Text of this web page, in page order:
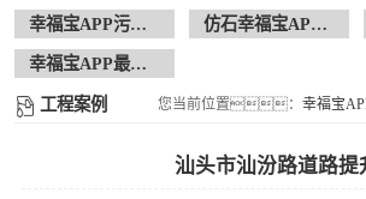
幸福宝APP污版下载透水砖 仿石幸福宝APP污版下载透水砖
幸福宝APP最新地址现场案例
工程案例 您当前位置： 幸福宝
汕头市汕汾路道路提